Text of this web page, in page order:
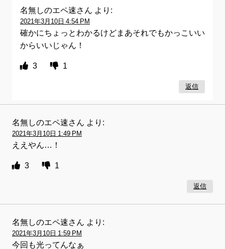
名無しのエペ速さん より:
2021年3月10日 4:54 PM
確かにちょっとわかるけどまあそれでもかっこいい
からいいじゃん！
3 1
返信
名無しのエペ速さん より:
2021年3月10日 1:49 PM
ええやん…！
3 1
返信
名無しのエペ速さん より:
2021年3月10日 1:59 PM
今回も光ってんなぁ